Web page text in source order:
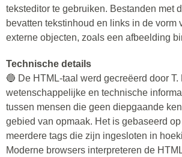
teksteditor te gebruiken. Bestanden met
bevatten tekstinhoud en links in de vorm
externe objecten, zoals een afbeelding
Technische details
🔵 De HTML-taal werd gecreëerd door T.
wetenschappelijke en technische
tussen mensen die geen diepgaande
gebied van opmaak. Het is gebaseerd
meerdere tags die zijn ingesloten in
Moderne browsers interpreteren de